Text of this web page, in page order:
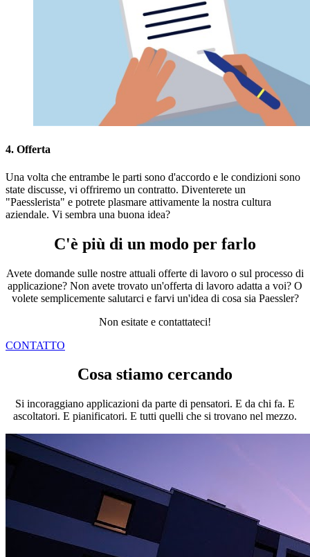
4. Offerta
Una volta che entrambe le parti sono d'accordo e le condizioni sono
state discusse, vi offriremo un contratto. Diventerete un
"Paesslerista" e potrete plasmare attivamente la nostra cultura
aziendale. Vi sembra una buona idea?
C'è più di un modo per farlo
Avete domande sulle nostre attuali offerte di lavoro o sul processo di
applicazione? Non avete trovato un'offerta di lavoro adatta a voi? O
volete semplicemente salutarci e farvi un'idea di cosa sia Paessler?
Non esitate e contattateci!
CONTATTO
Cosa stiamo cercando
Si incoraggiano applicazioni da parte di pensatori. E da chi fa. E
ascoltatori. E pianificatori. E tutti quelli che si trovano nel mezzo.